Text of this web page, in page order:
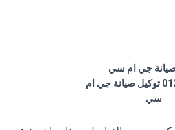
جي ام سي
01200373234 توكيل صيانة جي ام
سي